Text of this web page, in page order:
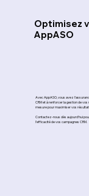
Optimisez
AppASO
Avec AppASO, vous avez
CRM et à renforcer la gestion de
mesure pour maximiser vos
Contactez-nous dès aujourd'hui
l’efficacité de vos campagnes CRM.